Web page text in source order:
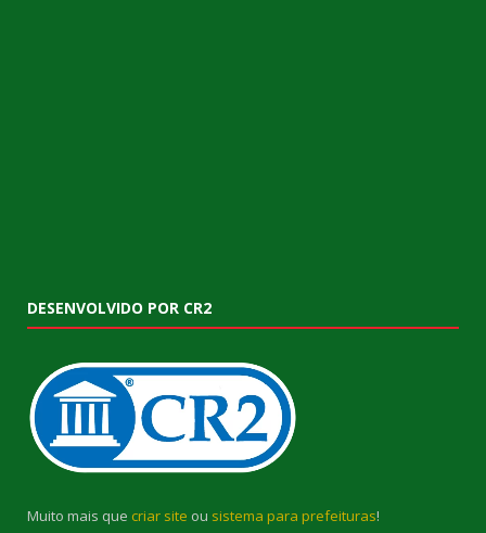
DESENVOLVIDO POR CR2
Muito mais que criar site ou sistema para prefeituras!